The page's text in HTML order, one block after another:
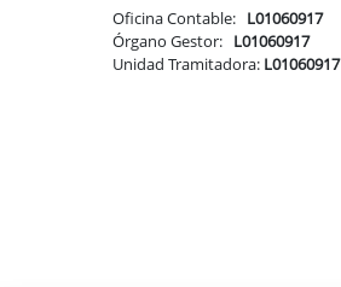
Monumentos
Gastronomía
Oficina Contable: L01060917
Órgano Gestor: L01060917
Unidad Tramitadora: L01060917